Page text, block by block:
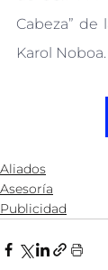
Cabeza”
Karol Noboa.
Aliados
Asesoría
Publicidad